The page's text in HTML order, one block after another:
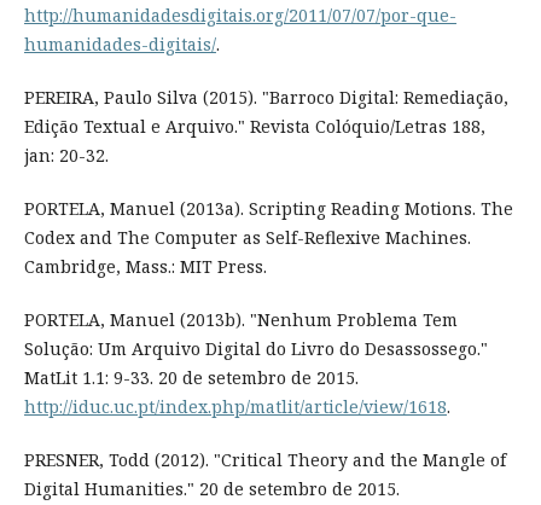
http://humanidadesdigitais.org/2011/07/07/por-que-
humanidades-digitais/.
PEREIRA, Paulo Silva (2015). "Barroco Digital: Remediação,
Edição Textual e Arquivo." Revista Colóquio/Letras 188,
jan: 20-32.
PORTELA, Manuel (2013a). Scripting Reading Motions. The
Codex and The Computer as Self-Reflexive Machines.
Cambridge, Mass.: MIT Press.
PORTELA, Manuel (2013b). "Nenhum Problema Tem
Solução: Um Arquivo Digital do Livro do Desassossego."
MatLit 1.1: 9-33. 20 de setembro de 2015.
http://iduc.uc.pt/index.php/matlit/article/view/1618.
PRESNER, Todd (2012). "Critical Theory and the Mangle of
Digital Humanities." 20 de setembro de 2015.